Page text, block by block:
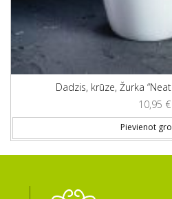
Dadzis, krūze, Žurka
10,95 €
Pievienot